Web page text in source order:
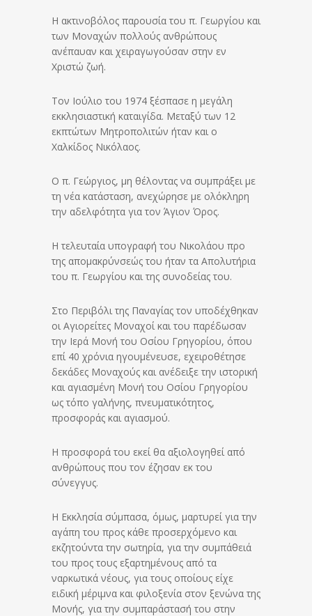
Η ακτινοβόλος παρουσία του π. Γεωργίου και
των Μοναχών πολλούς ανθρώπους
ανέπαυαν και χειραγωγούσαν στην εν
Χριστώ ζωή.
Τον Ιούλιο του 1974 ξέσπασε η μεγάλη
εκκλησιαστική καταιγίδα. Μεταξύ των 12
εκπτώτων Μητροπολιτών ήταν και ο
Χαλκίδος Νικόλαος.
Ο π. Γεώργιος, μη θέλοντας να συμπράξει με
τη νέα κατάσταση, ανεχώρησε με ολόκληρη
την αδελφότητα για τον Άγιον Όρος.
Η τελευταία υπογραφή του Νικολάου προ
της απομακρύνσεώς του ήταν τα Απολυτήρια
του π. Γεωργίου και της συνοδείας του.
Στο Περιβόλι της Παναγίας τον υποδέχθηκαν
οι Αγιορείτες Μοναχοί και του παρέδωσαν
την Ιερά Μονή του Οσίου Γρηγορίου, όπου
επί 40 χρόνια ηγουμένευσε, εχειροθέτησε
δεκάδες Μοναχούς και ανέδειξε την ιστορική
και αγιασμένη Μονή του Οσίου Γρηγορίου
ως τόπο γαλήνης, πνευματικότητος,
προσφοράς και αγιασμού.
Η προσφορά του εκεί θα αξιολογηθεί από
ανθρώπους που τον έζησαν εκ του
σύνεγγυς.
Η Εκκλησία σύμπασα, όμως, μαρτυρεί για την
αγάπη του προς κάθε προσερχόμενο και
εκζητούντα την σωτηρία, για την συμπάθειά
του προς τους εξαρτημένους από τα
ναρκωτικά νέους, για τους οποίους είχε
ειδική μέριμνα και φιλοξενία στον ξενώνα της
Μονής, για την συμπαράστασή του στην